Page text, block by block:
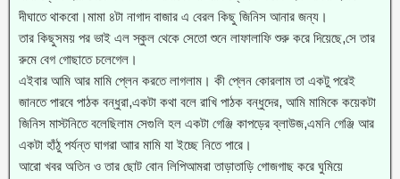
দীঘাতে থাকবো।মামা ৪টা নাগাদ বাজার এ বেরল কিছু জিনিস আনার জন্য।
তার কিছুসময় পর ভাই এল স্কুল থেকে সেতো শুনে লাফালাফি শুরু করে দিয়েছে,সে তার
রুমে বেগ গোছাতে চলেগেল।
এইবার আমি আর মামি প্লেন করতে লাগলাম। কী প্লেন কোরলাম তা একটু পরেই
জানতে পারবে পাঠক বন্ধুরা,একটা কথা বলে রাখি পাঠক বন্ধুদের, আমি মামিকে কয়েকটা
জিনিস মাস্টনিতে বলেছিলাম সেগুলি হল একটা গেঞ্জি কাপড়ের ব্লাউজ,এমনি গেঞ্জি আর
একটা হাঁঠু পর্যন্ত ঘাগরা আার মামি যা ইচ্ছে নিতে পারে।
আরো খবর অতিন ও তার ছোট বোন লিপিআমরা তাড়াতাড়ি গোজগাছ করে ঘুমিয়ে